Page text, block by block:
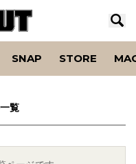
SNAP STORE
覧